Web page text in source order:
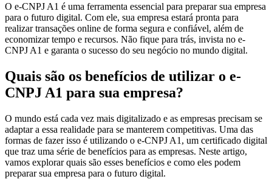
O e-CNPJ A1 é uma ferramenta essencial para preparar sua empresa
para o futuro digital. Com ele, sua empresa estará pronta para
realizar transações online de forma segura e confiável, além de
economizar tempo e recursos. Não fique para trás, invista no e-
CNPJ A1 e garanta o sucesso do seu negócio no mundo digital.
Quais são os benefícios de utilizar o e-
CNPJ A1 para sua empresa?
O mundo está cada vez mais digitalizado e as empresas precisam se
adaptar a essa realidade para se manterem competitivas. Uma das
formas de fazer isso é utilizando o e-CNPJ A1, um certificado digital
que traz uma série de benefícios para as empresas. Neste artigo,
vamos explorar quais são esses benefícios e como eles podem
preparar sua empresa para o futuro digital.